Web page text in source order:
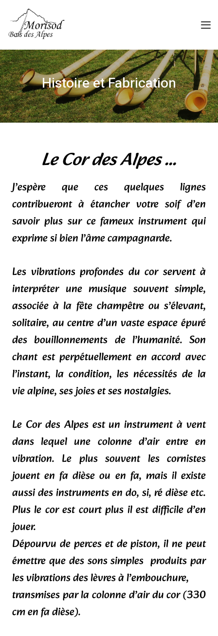
Histoire et Fabrication
Le Cor des Alpes ...
J’espère que ces quelques lignes
contribueront à étancher votre soif d’en
savoir plus sur ce fameux instrument qui
exprime si bien l’âme campagnarde.
Les vibrations profondes du cor servent à
interpréter une musique souvent simple,
associée à la fête champêtre ou s’élevant,
solitaire, au centre d’un vaste espace épuré
des bouillonnements de l’humanité. Son
chant est perpétuellement en accord avec
l’instant, la condition, les nécessités de la
vie alpine, ses joies et ses nostalgies.
Le Cor des Alpes est un instrument à vent
dans lequel une colonne d’air entre en
vibration. Le plus souvent les cornistes
jouent en fa dièse ou en fa, mais il existe
aussi des instruments en do, si, ré dièse etc.
Plus le cor est court plus il est difficile d’en
jouer.
Dépourvu de perces et de piston, il ne peut
émettre que des sons simples produits par
les vibrations des lèvres à l’embouchure,
transmises par la colonne d’air du cor (330
cm en fa dièse).